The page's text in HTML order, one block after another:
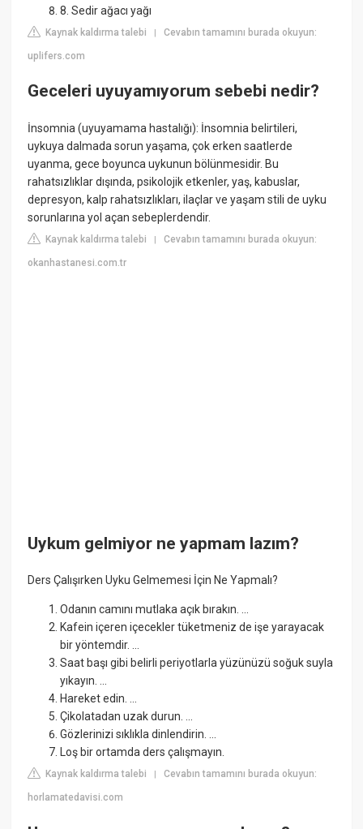
8. Sedir ağacı yağı
Kaynak kaldırma talebi |Cevabın tamamını burada okuyun:
uplifers.com
Geceleri uyuyamıyorum sebebi nedir?
İnsomnia (uyuyamama hastalığı): İnsomnia belirtileri,
uykuya dalmada sorun yaşama, çok erken saatlerde
uyanma, gece boyunca uykunun bölünmesidir. Bu
rahatsızlıklar dışında, psikolojik etkenler, yaş, kabuslar,
depresyon, kalp rahatsızlıkları, ilaçlar ve yaşam stili de uyku
sorunlarına yol açan sebeplerdendir.
Kaynak kaldırma talebi |Cevabın tamamını burada okuyun:
okanhastanesi.com.tr
Uykum gelmiyor ne yapmam lazım?
Ders Çalışırken Uyku Gelmemesi İçin Ne Yapmalı?
Odanın camını mutlaka açık bırakın. ...
Kafein içeren içecekler tüketmeniz de işe yarayacak
bir yöntemdir. ...
Saat başı gibi belirli periyotlarla yüzünüzü soğuk suyla
yıkayın. ...
Hareket edin. ...
Çikolatadan uzak durun. ...
Gözlerinizi sıklıkla dinlendirin. ...
Loş bir ortamda ders çalışmayın.
Kaynak kaldırma talebi |Cevabın tamamını burada okuyun:
horlamatedavisi.com